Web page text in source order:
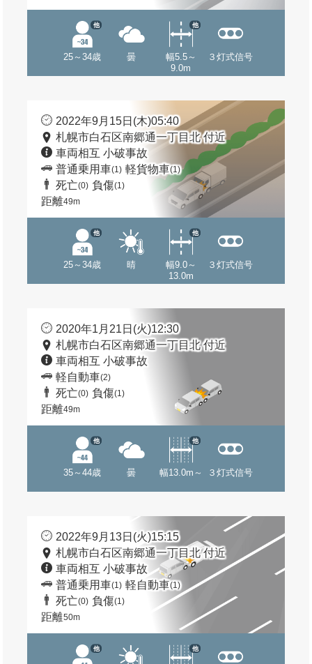
25～34歳
他
曇
幅5.5～
9.0m
他
３灯式信号
2022年9月15日(木)05:40
札幌市白石区南郷通一丁目北 付近
車両相互 小破事故
普通乗用車(1) 軽貨物車(1)
死亡(0) 負傷(1)
距離49m
25～34歳
他
晴
幅9.0～
13.0m
他
３灯式信号
2020年1月21日(火)12:30
札幌市白石区南郷通一丁目北 付近
車両相互 小破事故
軽自動車(2)
死亡(0) 負傷(1)
距離49m
35～44歳
他
曇 幅13.0m～
他
３灯式信号
2022年9月13日(火)15:15
札幌市白石区南郷通一丁目北 付近
車両相互 小破事故
普通乗用車(1) 軽自動車(1)
死亡(0) 負傷(1)
距離50m
他 他